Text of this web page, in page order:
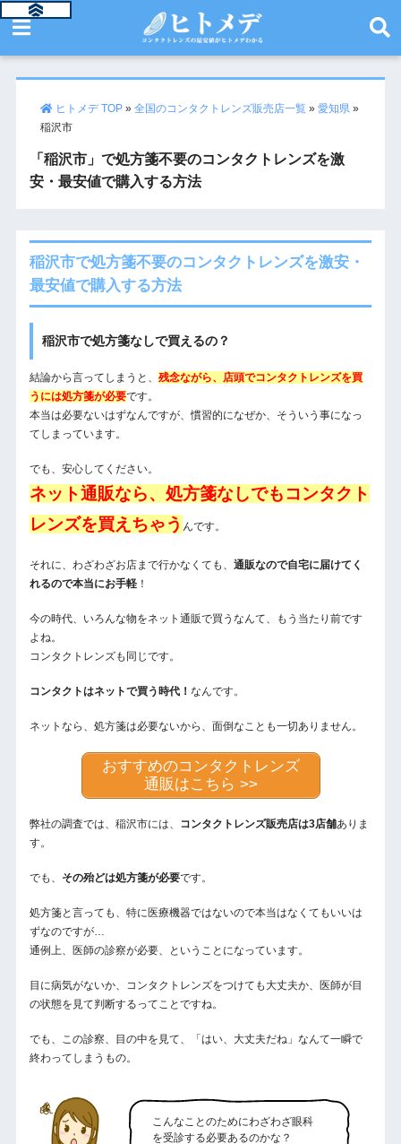
ヒトメデ TOP» 全国のコンタクトレンズ販売店一覧» 愛知県»
稲沢市
「稲沢市」で処方箋不要のコンタクトレンズを激
安・最安値で購入する方法
稲沢市で処方箋不要のコンタクトレンズを激安・
最安値で購入する方法
稲沢市で処方箋なしで買えるの？
結論から言ってしまうと、 残念ながら、店頭でコンタクトレンズを買
うには処方箋が必要です。
本当は必要ないはずなんですが、慣習的になぜか、そういう事になっ
てしまっています。
でも、安心してください。
ネット通販なら、処方箋なしでもコンタクト
レンズを買えちゃう んです。
それに、わざわざお店まで行かなくても、 通販なので自宅に届けてく
れるので本当にお手軽！
今の時代、いろんな物をネット通販で買うなんて、もう当たり前です
よね。
コンタクトレンズも同じです。
コンタクトはネットで買う時代！ なんです。
ネットなら、処方箋は必要ないから、面倒なことも一切ありません。
おすすめのコンタクトレンズ
通販はこちら >>
弊社の調査では、稲沢市には、 コンタクトレンズ販売店は3店舗ありま
す。
でも、 その殆どは処方箋が必要です。
処方箋と言っても、特に医療機器ではないので本当はなくてもいいは
ずなのですが…
通例上、医師の診察が必要、ということになっています。
目に病気がないか、コンタクトレンズをつけても大丈夫か、医師が目
の状態を見て判断するってことですね。
でも、この診察、目の中を見て、「はい、大丈夫だね」なんて一瞬で
終わってしまうもの。
こんなことのためにわざわざ眼科
を受診する必要あるのかな？